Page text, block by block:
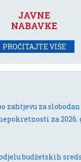
JAVNE
NABAVKE
PROČITAJTE VIŠE
zahtjevu za
za 2026.